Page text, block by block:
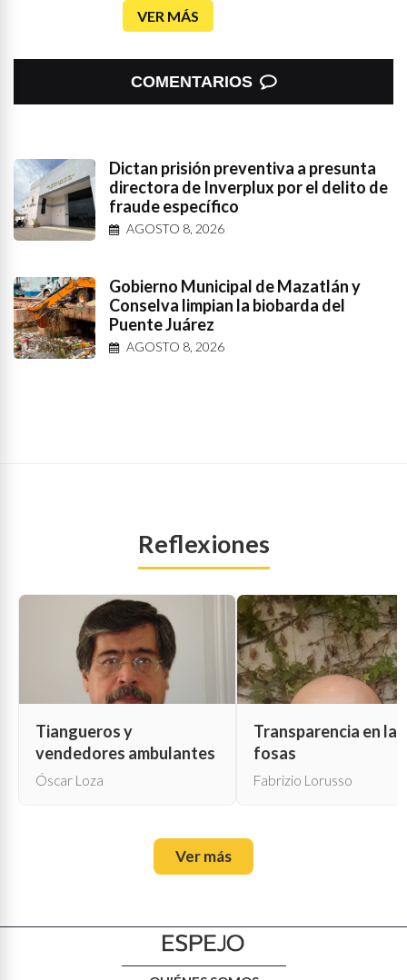
VER MÁS
COMENTARIOS
Dictan prisión preventiva a presunta
directora de Inverplux por el delito de
fraude específico
AGOSTO 8, 2026
Gobierno Municipal de Mazatlán y
Conselva limpian la biobarda del
Puente Juárez
AGOSTO 8, 2026
Reflexiones
Tiangueros y
vendedores ambulantes
Óscar Loza
Transparencia en las
fosas
Fabrizio Lorusso
Ver más